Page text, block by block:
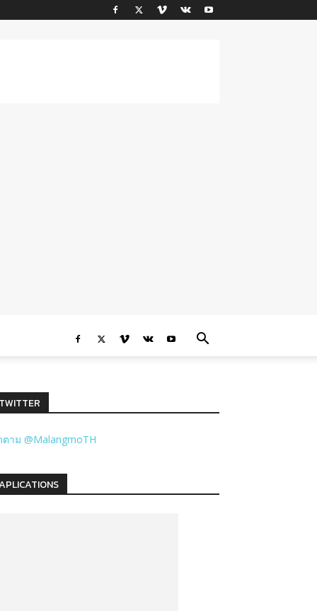
TWITTER
ตาม @MalangmoTH